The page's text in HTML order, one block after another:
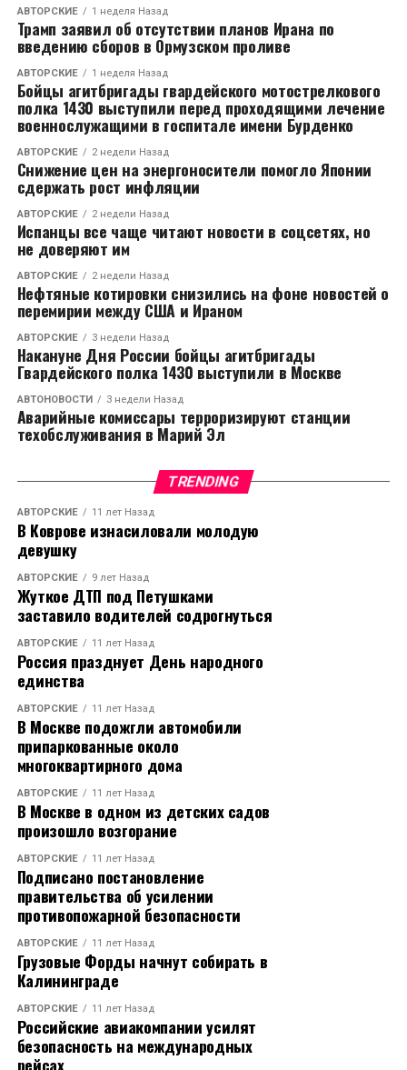
АВТОРСКИЕ 1 неделя Назад
Трамп заявил об отсутствии планов Ирана по
введению сборов в Ормузском проливе
АВТОРСКИЕ 1 неделя Назад
Бойцы агитбригады гвардейского мотострелкового
полка 1430 выступили перед проходящими лечение
военнослужащими в госпитале имени Бурденко
АВТОРСКИЕ 2 недели Назад
Снижение цен на энергоносители помогло Японии
сдержать рост инфляции
АВТОРСКИЕ 2 недели Назад
Испанцы все чаще читают новости в соцсетях, но
не доверяют им
АВТОРСКИЕ 2 недели Назад
Нефтяные котировки снизились на фоне новостей о
перемирии между США и Ираном
АВТОРСКИЕ 3 недели Назад
Накануне Дня России бойцы агитбригады
Гвардейского полка 1430 выступили в Москве
АВТОНОВОСТИ 3 недели Назад
Аварийные комиссары терроризируют станции
техобслуживания в Марий Эл
TRENDING
АВТОРСКИЕ 11 лет Назад
В Коврове изнасиловали молодую
девушку
АВТОРСКИЕ 9 лет Назад
Жуткое ДТП под Петушками
заставило водителей содрогнуться
АВТОРСКИЕ 11 лет Назад
Россия празднует День народного
единства
АВТОРСКИЕ 11 лет Назад
В Москве подожгли автомобили
припаркованные около
многоквартирного дома
АВТОРСКИЕ 11 лет Назад
В Москве в одном из детских садов
произошло возгорание
АВТОРСКИЕ 11 лет Назад
Подписано постановление
правительства об усилении
противопожарной безопасности
АВТОРСКИЕ 11 лет Назад
Грузовые Форды начнут собирать в
Калининграде
АВТОРСКИЕ 11 лет Назад
Российские авиакомпании усилят
безопасность на международных
рейсах